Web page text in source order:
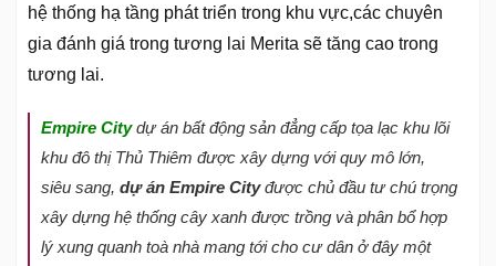
hệ thống hạ tầng phát triển trong khu vực,các chuyên
gia đánh giá trong tương lai Merita sẽ tăng cao trong
tương lai.
Empire Citydự án bất động sản đẳng cấp tọa lạc khu lõi
khu đô thị Thủ Thiêm được xây dựng với quy mô lớn,
siêu sang, dự án Empire Cityđược chủ đầu tư chú trọng
xây dựng hệ thống cây xanh được trồng và phân bổ hợp
lý xung quanh toà nhà mang tới cho cư dân ở đây một